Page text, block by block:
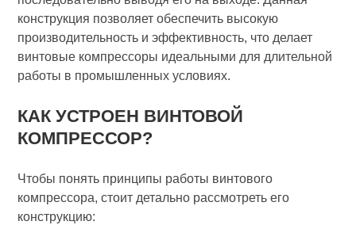
конструкция позволяет обеспечить высокую
производительность и эффективность, что делает
винтовые компрессоры идеальными для длительной
работы в промышленных условиях.
КАК УСТРОЕН ВИНТОВОЙ
КОМПРЕССОР?
Чтобы понять принципы работы винтового
компрессора, стоит детально рассмотреть его
конструкцию: